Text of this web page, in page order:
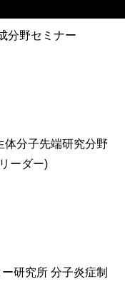
分野セミナー
体分子先端研究分野
ーダー)
研究所 分子炎症制